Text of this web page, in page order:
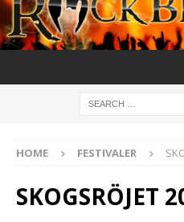
HOME FESTIVALER
SKOGSRÖJET